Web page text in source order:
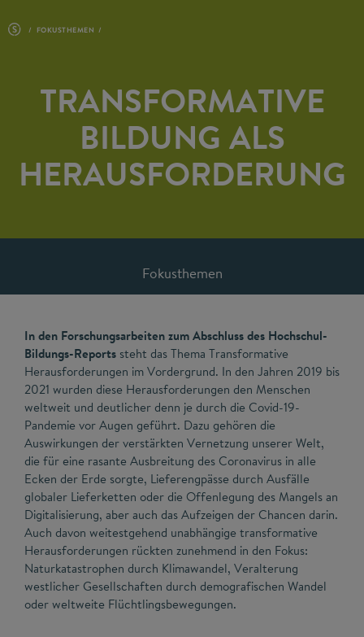
FOKUSTHEMEN
TRANSFORMATIVE
BILDUNG ALS
HERAUSFORDERUNG
Fokusthemen
In den Forschungsarbeiten zum Abschluss des Hochschul-
Bildungs-Reports steht das Thema Transformative
Herausforderungen im Vordergrund. In den Jahren 2019 bis
2021 wurden diese Herausforderungen den Menschen
weltweit und deutlicher denn je durch die Covid-19-
Pandemie vor Augen geführt. Dazu gehören die
Auswirkungen der verstärkten Vernetzung unserer Welt,
die für eine rasante Ausbreitung des Coronavirus in alle
Ecken der Erde sorgte, Lieferengpässe durch Ausfälle
globaler Lieferketten oder die Offenlegung des Mangels an
Digitalisierung, aber auch das Aufzeigen der Chancen darin.
Auch davon weitestgehend unabhängige transformative
Herausforderungen rückten zunehmend in den Fokus:
Naturkatastrophen durch Klimawandel, Veralterung
westlicher Gesellschaften durch demografischen Wandel
oder weltweite Flüchtlingsbewegungen.